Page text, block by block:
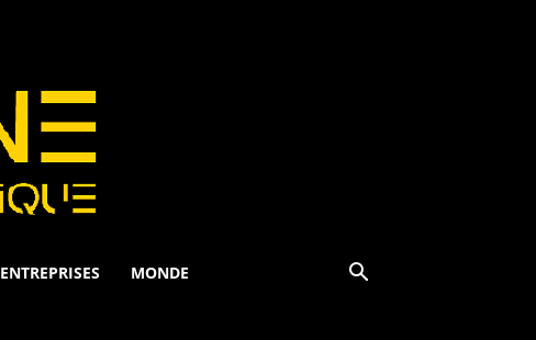
ENTREPRISES MONDE